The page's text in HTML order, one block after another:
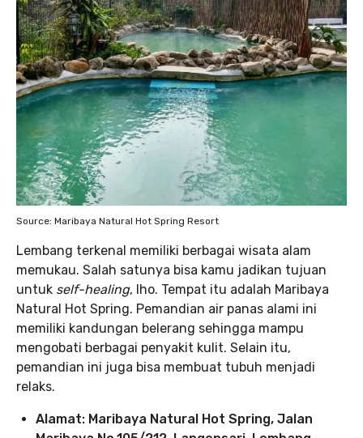
Source: Maribaya Natural Hot Spring Resort
Lembang terkenal memiliki berbagai wisata alam
memukau. Salah satunya bisa kamu jadikan tujuan
untuk self-healing, lho. Tempat itu adalah Maribaya
Natural Hot Spring. Pemandian air panas alami ini
memiliki kandungan belerang sehingga mampu
mengobati berbagai penyakit kulit. Selain itu,
pemandian ini juga bisa membuat tubuh menjadi
relaks.
Alamat: Maribaya Natural Hot Spring, Jalan